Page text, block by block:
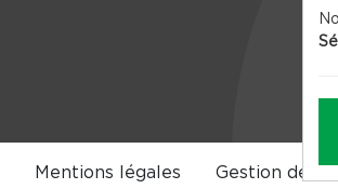
Mentions légales Gestion des